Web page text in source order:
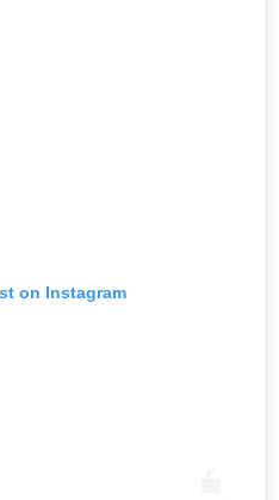
on Instagram